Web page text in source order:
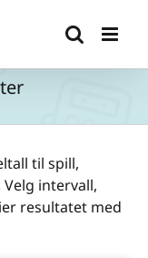
til spill,
intervall,
resultatet med